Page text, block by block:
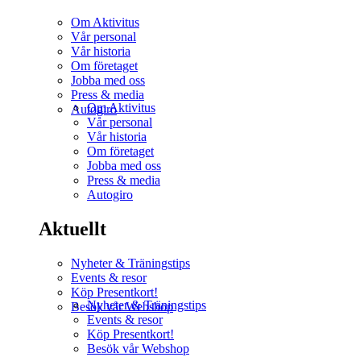
Om Aktivitus
Vår personal
Vår historia
Om företaget
Jobba med oss
Press & media
Autogiro
Om Aktivitus
Vår personal
Vår historia
Om företaget
Jobba med oss
Press & media
Autogiro
Aktuellt
Nyheter & Träningstips
Events & resor
Köp Presentkort!
Besök vår Webshop
Nyheter & Träningstips
Events & resor
Köp Presentkort!
Besök vår Webshop